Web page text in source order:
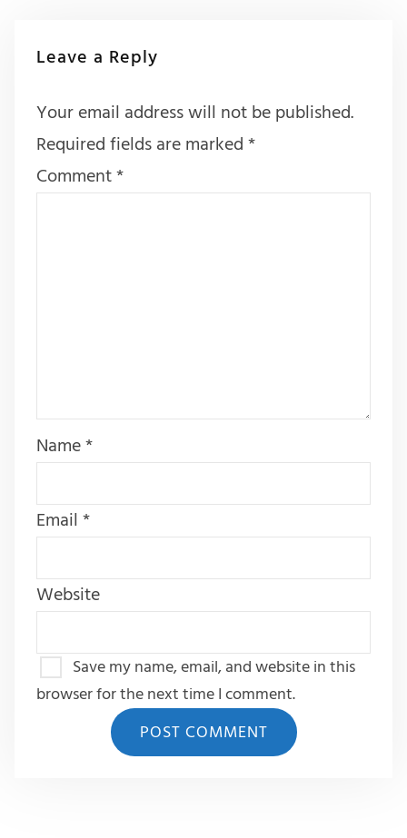
Leave a Reply
Your email address will not be published.
Required fields are marked*
Comment*
Name*
Email*
Website
Save my name, email, and website in this
browser for the next time I comment.